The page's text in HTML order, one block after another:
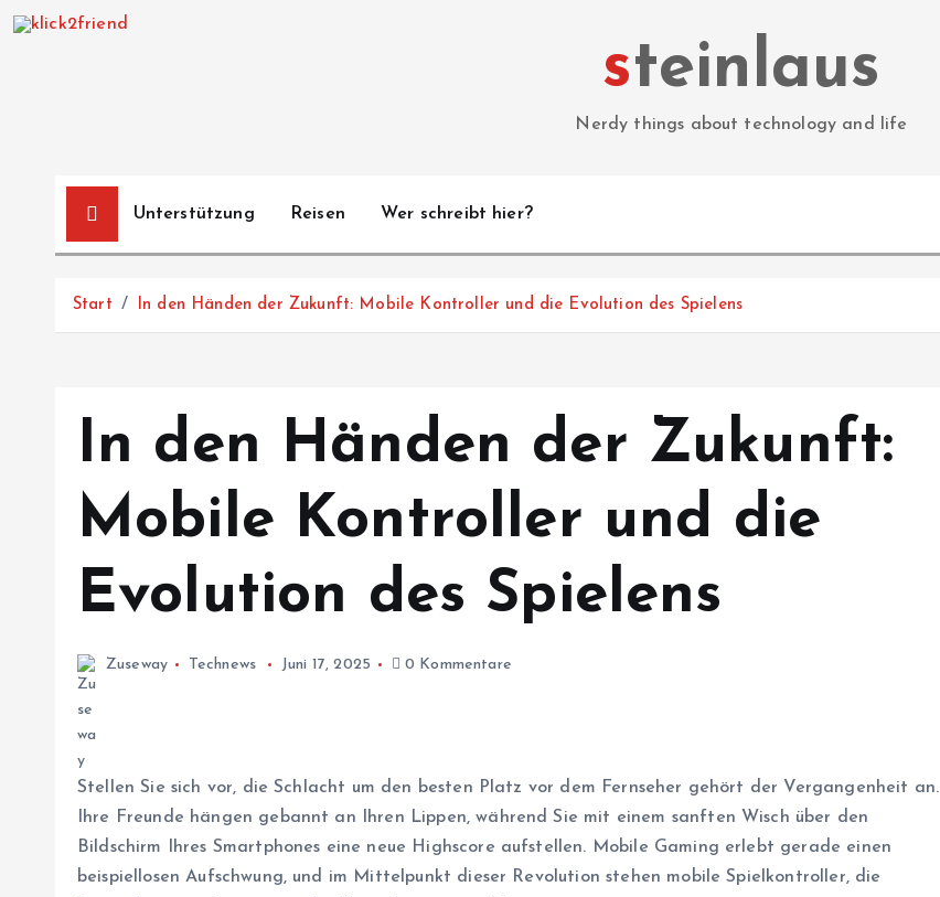
steinlaus
Nerdy things about technology and life
Unterstützung Reisen Wer schreibt hier?
Start In den Händen der Zukunft: Mobile Kontroller und die Evolution des Spielens
In den Händen der Zukunft:
Mobile Kontroller und die
Evolution des Spielens
Zuseway Technews Juni 17, 2025 0 Kommentare
Stellen Sie sich vor, die Schlacht um den besten Platz vor dem Fernseher gehört der Vergangenheit an.
Ihre Freunde hängen gebannt an Ihren Lippen, während Sie mit einem sanften Wisch über den
Bildschirm Ihres Smartphones eine neue Highscore aufstellen. Mobile Gaming erlebt gerade einen
beispiellosen Aufschwung, und im Mittelpunkt dieser Revolution stehen mobile Spielkontroller, die